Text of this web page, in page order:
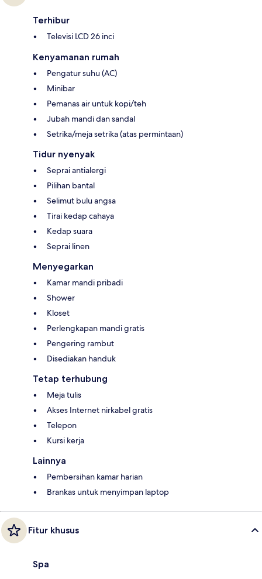
Terhibur
Televisi LCD 26 inci
Kenyamanan rumah
Pengatur suhu (AC)
Minibar
Pemanas air untuk kopi/teh
Jubah mandi dan sandal
Setrika/meja setrika (atas permintaan)
Tidur nyenyak
Seprai antialergi
Pilihan bantal
Selimut bulu angsa
Tirai kedap cahaya
Kedap suara
Seprai linen
Menyegarkan
Kamar mandi pribadi
Shower
Kloset
Perlengkapan mandi gratis
Pengering rambut
Disediakan handuk
Tetap terhubung
Meja tulis
Akses Internet nirkabel gratis
Telepon
Kursi kerja
Lainnya
Pembersihan kamar harian
Brankas untuk menyimpan laptop
Fitur khusus
Spa